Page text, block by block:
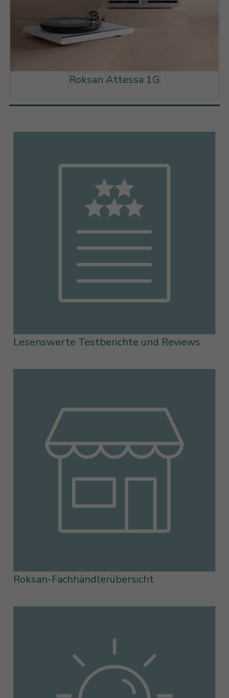
Roksan Attessa 1G
Lesenswerte Testberichte und Reviews
Roksan-Fachhändlerübersicht